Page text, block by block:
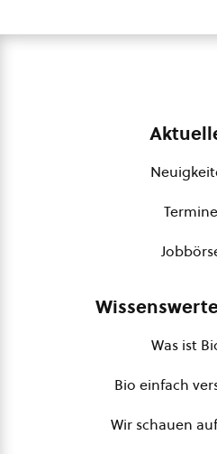
Termine
Was ist
Bio einfach
Wir schauen